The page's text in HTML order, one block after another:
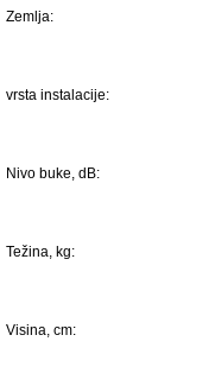
Zemlja:
vrsta instalacije:
Nivo buke, dB:
Težina, kg:
Visina, сm: